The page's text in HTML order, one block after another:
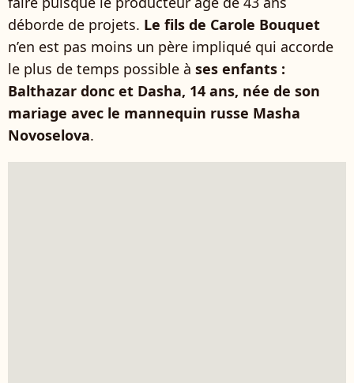
déborde de projets. Le fils de Carole Bouquet
n’en est pas moins un père impliqué qui accorde
le plus de temps possible à ses enfants :
Balthazar donc et Dasha, 14 ans, née de son
mariage avec le mannequin russe Masha
Novoselova.